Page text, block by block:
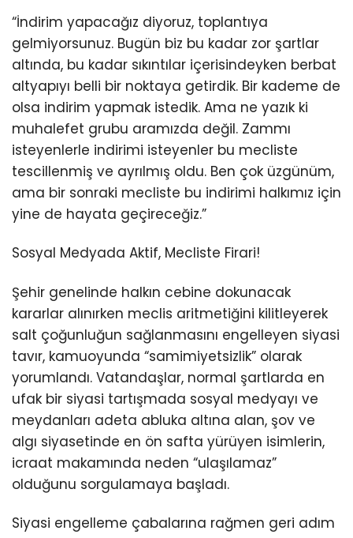
“İndirim yapacağız diyoruz, toplantıya
gelmiyorsunuz. Bugün biz bu kadar zor şartlar
altında, bu kadar sıkıntılar içerisindeyken berbat
altyapıyı belli bir noktaya getirdik. Bir kademe de
olsa indirim yapmak istedik. Ama ne yazık ki
muhalefet grubu aramızda değil. Zammı
isteyenlerle indirimi isteyenler bu mecliste
tescillenmiş ve ayrılmış oldu. Ben çok üzgünüm,
ama bir sonraki mecliste bu indirimi halkımız için
yine de hayata geçireceğiz.”
Sosyal Medyada Aktif, Mecliste Firari!
Şehir genelinde halkın cebine dokunacak
kararlar alınırken meclis aritmetiğini kilitleyerek
salt çoğunluğun sağlanmasını engelleyen siyasi
tavır, kamuoyunda “samimiyetsizlik” olarak
yorumlandı. Vatandaşlar, normal şartlarda en
ufak bir siyasi tartışmada sosyal medyayı ve
meydanları adeta abluka altına alan, şov ve
algı siyasetinde en ön safta yürüyen isimlerin,
icraat makamında neden “ulaşılamaz”
olduğunu sorgulamaya başladı.
Siyasi engelleme çabalarına rağmen geri adım